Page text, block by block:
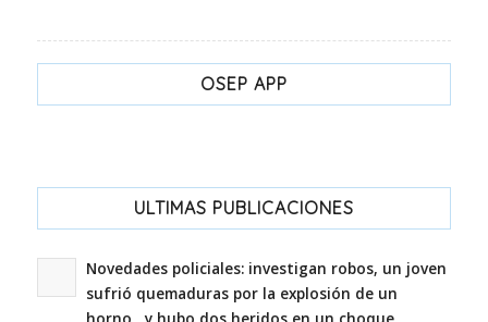
OSEP APP
ULTIMAS PUBLICACIONES
Novedades policiales: investigan robos, un joven
sufrió quemaduras por la explosión de un